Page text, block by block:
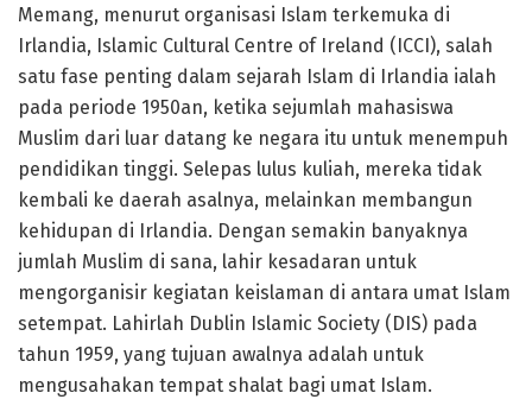
Memang, menurut organisasi Islam terkemuka di
Irlandia, Islamic Cultural Centre of Ireland (ICCI), salah
satu fase penting dalam sejarah Islam di Irlandia ialah
pada periode 1950an, ketika sejumlah mahasiswa
Muslim dari luar datang ke negara itu untuk menempuh
pendidikan tinggi. Selepas lulus kuliah, mereka tidak
kembali ke daerah asalnya, melainkan membangun
kehidupan di Irlandia. Dengan semakin banyaknya
jumlah Muslim di sana, lahir kesadaran untuk
mengorganisir kegiatan keislaman di antara umat Islam
setempat. Lahirlah Dublin Islamic Society (DIS) pada
tahun 1959, yang tujuan awalnya adalah untuk
mengusahakan tempat shalat bagi umat Islam.